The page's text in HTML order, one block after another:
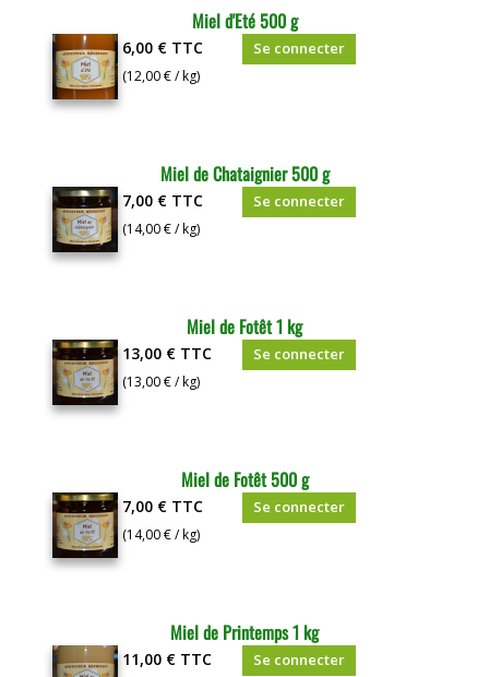
Miel d'Eté 500 g
6,00 € TTC
(12,00 € / kg)
Se connecter
Miel de Chataignier 500 g
7,00 € TTC
(14,00 € / kg)
Se connecter
Miel de Fotêt 1 kg
13,00 € TTC
(13,00 € / kg)
Se connecter
Miel de Fotêt 500 g
7,00 € TTC
(14,00 € / kg)
Se connecter
Miel de Printemps 1 kg
11,00 € TTC Se connecter